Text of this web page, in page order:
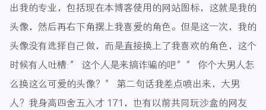
出我的专业，包括现在本博客使用的网站图标，这就是我的
头像，然后再右下角摆上我喜爱的角色。但是这一次，我的
头像没有选择自己做，而是直接换上了我喜欢的角色，这个
时候有人吐槽:” 这个人是来搞诈骗的吧”” 你个大男人怎
么换这么可爱的头像？” 第二句话我差点喷出来，大男
人？我身高四舍五入才 171，也有以前共同玩沙盒的网友